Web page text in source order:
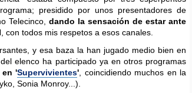
presidido por unos presentadores de
Telecinco, dando la sensación de estar ante
, con todos mis respetos a esos canales.
y esa baza la han jugado medio bien en
elenco ha participado ya en otros programas
en 'Supervivientes' , coincidiendo muchos en la
Sonia Monroy...).